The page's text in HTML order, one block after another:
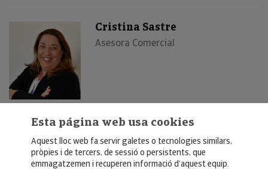
Cristina Sastre
Asesora Comercial
Esta página web usa cookies
Aquest lloc web fa servir galetes o tecnologies similars,
pròpies i de tercers, de sessió o persistents, que
emmagatzemen i recuperen informació d’aquest equip.